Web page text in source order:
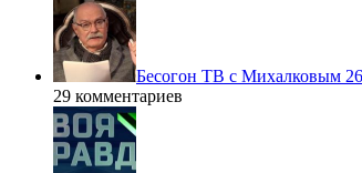
Бесогон ТВ с Михалковым
29 комментариев